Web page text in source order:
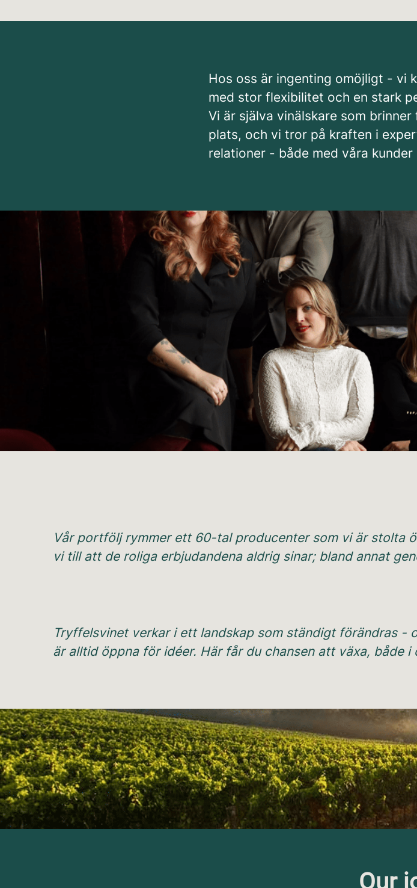
Hos oss är ingenting omöjligt - vi
med stor flexibilitet och en stark
Vi är själva vinälskare som
plats, och vi tror på kraften i
relationer - både med våra
Vår portfölj rymmer ett 60-tal producenter som vi är stolta
vi till att de roliga erbjudandena aldrig sinar; bland annat
Tryffelsvinet verkar i ett landskap som ständigt förändras
är alltid öppna för idéer. Här får du chansen att växa, både
Our